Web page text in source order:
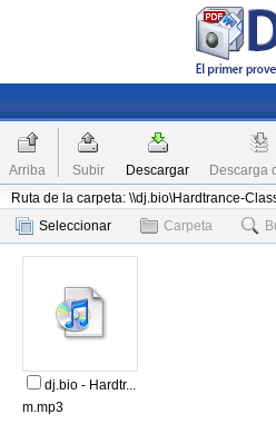
Arriba Subir Descargar Descarga
Ruta de la carpeta: \\dj.bio\Hardtrance-
Seleccionar
Carpeta
dj.bio - Hardtr...
m.mp3